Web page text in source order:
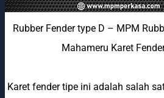
Rubber Fender type D – MPM
Mahameru Karet
Karet fender tipe ini adalah salah